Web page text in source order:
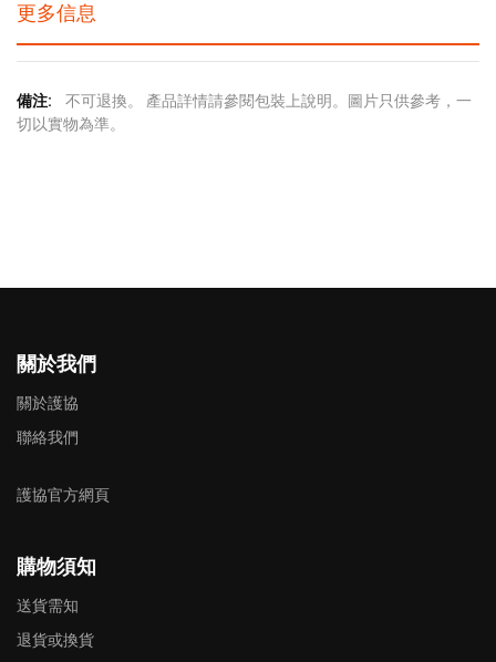
更多信息
更
多
不可退換。 產品詳情請參閱包裝上說明。圖片只供參考，一
切以實物為準。
關於我們
關於護協
聯絡我們
護協官方網頁
購物須知
送貨需知
退貨或換貨